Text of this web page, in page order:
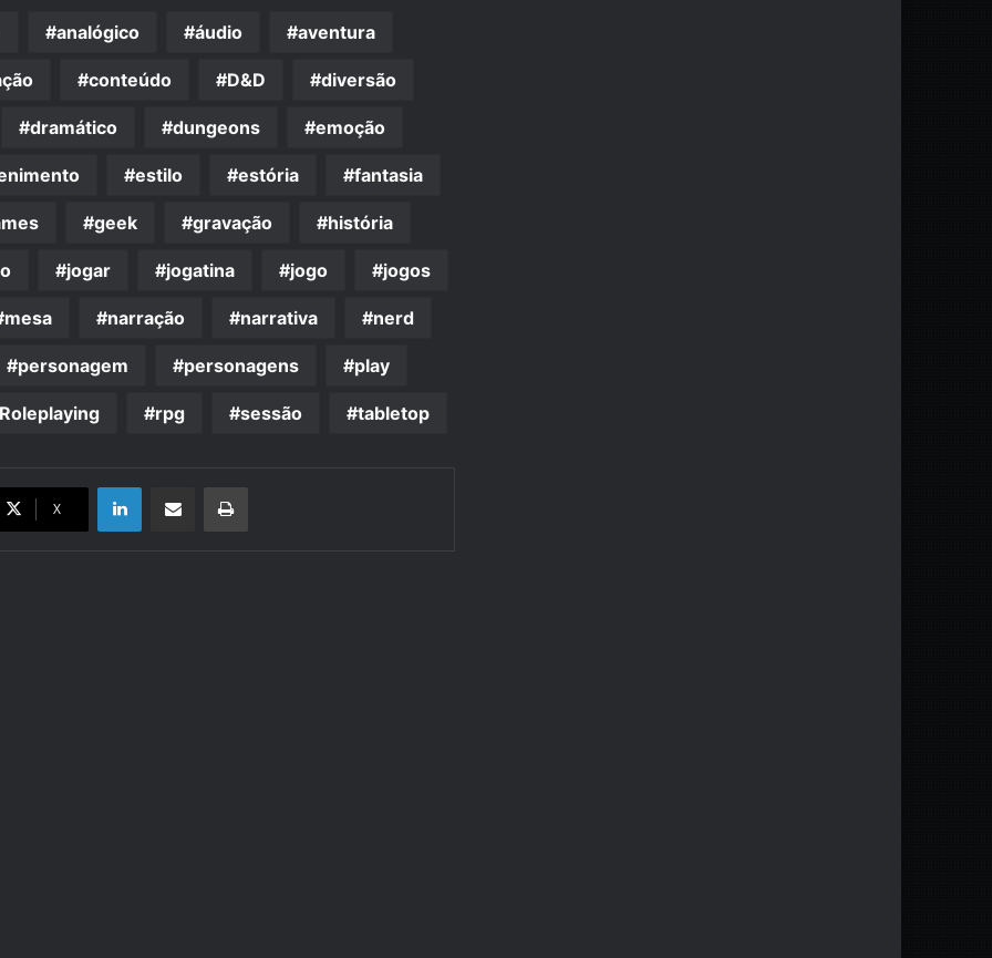
analógico áudio aventura
conteúdo D&D diversão
dramático dungeons emoção
estilo estória fantasia
geek gravação história
jogar jogatina jogo jogos
mesa narração narrativa nerd
personagem personagens play
rpg sessão tabletop
X
Linkedin Compartilhar via e-mail Imprimir